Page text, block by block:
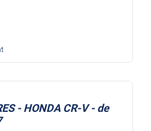
- HONDA CR-V - de